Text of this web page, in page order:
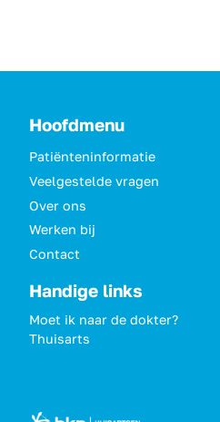
Hoofdmenu
Patiënteninformatie
Veelgestelde vragen
Over ons
Werken bij
Contact
Handige links
Moet ik naar de dokter?
Thuisarts